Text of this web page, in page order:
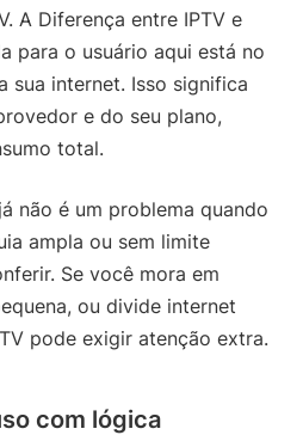
A Diferença entre IPTV e
para o usuário aqui está no
sua internet. Isso significa
e do seu plano,
total.
não é um problema quando
ampla ou sem limite
Se você mora em
ou divide internet
pode exigir atenção extra.
com lógica